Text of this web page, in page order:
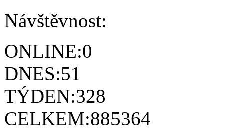
Návštěvnost:
ONLINE:0
DNES:51
TÝDEN:328
CELKEM:885364